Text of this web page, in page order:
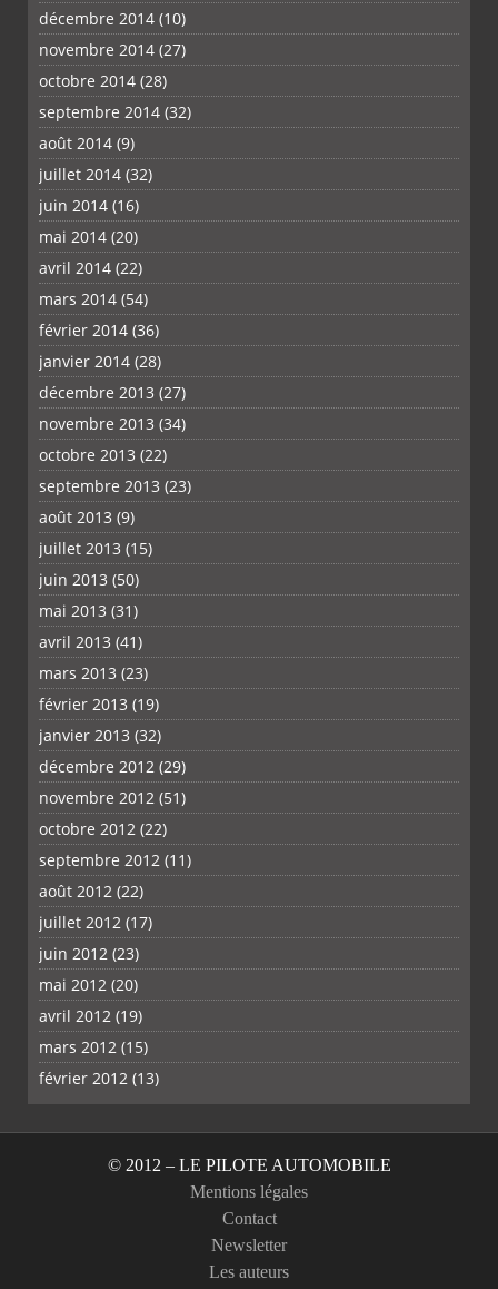
décembre 2014 (10)
novembre 2014 (27)
octobre 2014 (28)
septembre 2014 (32)
août 2014 (9)
juillet 2014 (32)
juin 2014 (16)
mai 2014 (20)
avril 2014 (22)
mars 2014 (54)
février 2014 (36)
janvier 2014 (28)
décembre 2013 (27)
novembre 2013 (34)
octobre 2013 (22)
septembre 2013 (23)
août 2013 (9)
juillet 2013 (15)
juin 2013 (50)
mai 2013 (31)
avril 2013 (41)
mars 2013 (23)
février 2013 (19)
janvier 2013 (32)
décembre 2012 (29)
novembre 2012 (51)
octobre 2012 (22)
septembre 2012 (11)
août 2012 (22)
juillet 2012 (17)
juin 2012 (23)
mai 2012 (20)
avril 2012 (19)
mars 2012 (15)
février 2012 (13)
© 2012 – LE PILOTE AUTOMOBILE
Mentions légales
Contact
Newsletter
Les auteurs